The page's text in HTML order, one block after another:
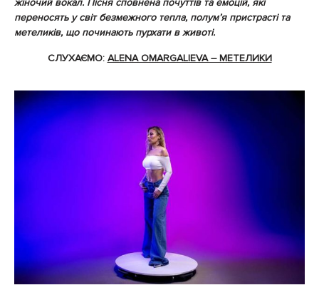
жіночий вокал. Пісня сповнена почуттів та емоцій, які
переносять у світ безмежного тепла, полумʼя пристрасті та
метеликів, що починають пурхати в животі.
СЛУХАЄМО: ALENA OMARGALIEVA – МЕТЕЛИКИ